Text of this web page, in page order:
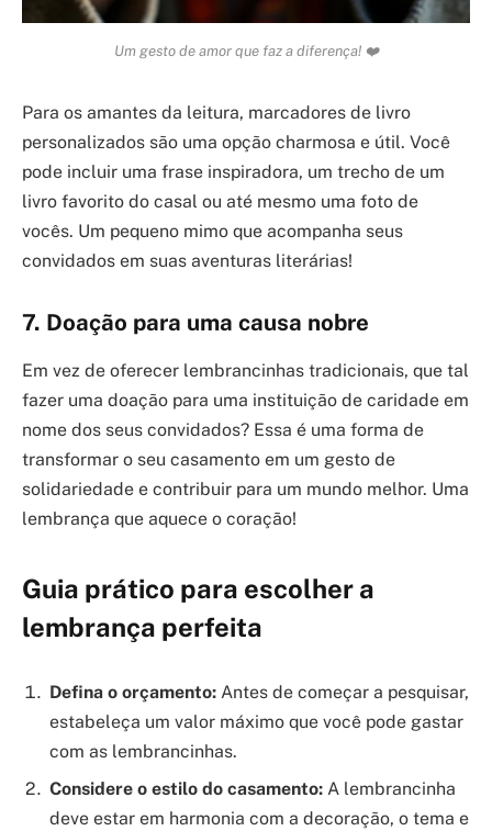
Um gesto de amor que faz a diferença! ❤️
Para os amantes da leitura, marcadores de livro
personalizados são uma opção charmosa e útil. Você
pode incluir uma frase inspiradora, um trecho de um
livro favorito do casal ou até mesmo uma foto de
vocês. Um pequeno mimo que acompanha seus
convidados em suas aventuras literárias!
7. Doação para uma causa nobre
Em vez de oferecer lembrancinhas tradicionais, que tal
fazer uma doação para uma instituição de caridade em
nome dos seus convidados? Essa é uma forma de
transformar o seu casamento em um gesto de
solidariedade e contribuir para um mundo melhor. Uma
lembrança que aquece o coração!
Guia prático para escolher a
lembrança perfeita
Defina o orçamento: Antes de começar a pesquisar,
estabeleça um valor máximo que você pode gastar
com as lembrancinhas.
Considere o estilo do casamento: A lembrancinha
deve estar em harmonia com a decoração, o tema e